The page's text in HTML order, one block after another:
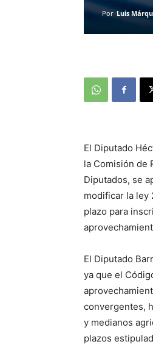
Por Luis
El Diputado
la Comisión de
Diputados, se
modificar la ley
plazo para
El Diputado
ya que el
convergentes,
y medianos
plazos